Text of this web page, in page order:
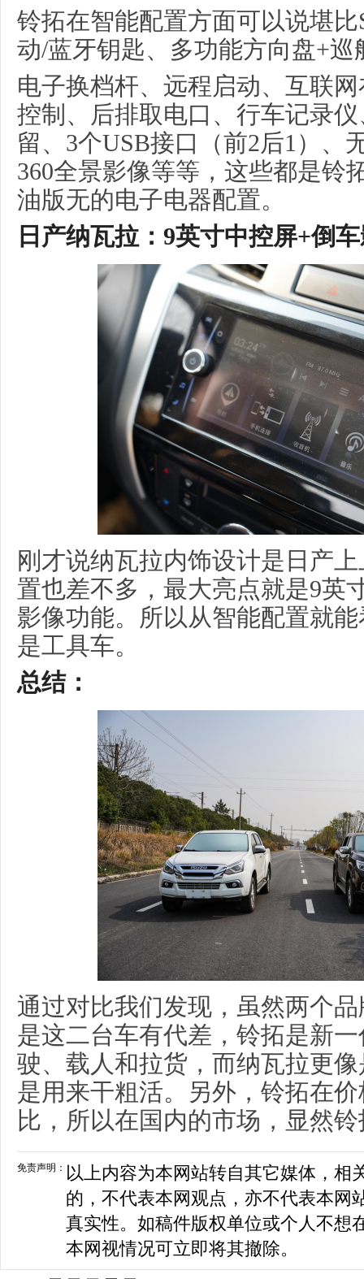
铃拓在智能配置方面可以说堪
动/蓝牙钥匙、多功能方向盘+巡
电子换档杆、远程启动、互联
控制、后排取电口、行车记录
留、3个USB接口（前2后1）、
360全景影像等等，这些都是铃
油版无的电子电器配置。
日产纳瓦拉 ：9英寸中控屏+倒
刚才说纳瓦拉内饰设计是日产
置也差不多，最大亮点就是9英
影像功能。所以从智能配置就
是工具车。
总结：
通过对比我们发现，虽然两个
是这二台车有代差，铃拓是新
驶、载人和拉货，而纳瓦拉更
是用来干粗活。另外，铃拓在
比，所以在国内的市场，显然
免责声明： 以上内容为本网站转自其它媒体，相
的，不代表本网观点，亦不代表本网
真实性。如稿件版权单位或个人不想
本网视情况可立即将其撤除。